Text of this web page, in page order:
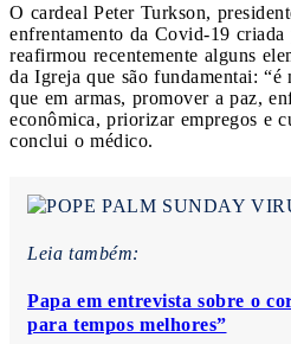
O cardeal Peter Turkson,
enfrentamento da Covid-19 criada
reafirmou recentemente alguns
da Igreja que são fundamentai:
que em armas, promover a paz,
econômica, priorizar empregos e
conclui o médico.
Leia também:
Papa em entrevista sobre o
para tempos melhores”